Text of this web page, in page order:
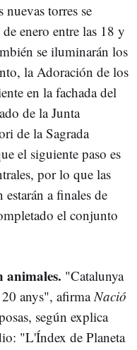
nuevas torres se
enero entre las 18 y
se iluminarán los
la Adoración de los
en la fachada del
de la Junta
de la Sagrada
el siguiente paso es
por lo que las
a finales de
el conjunto
animales. "Catalunya
20 anys", afirmaNació
según explica
"L'Índex de Planeta